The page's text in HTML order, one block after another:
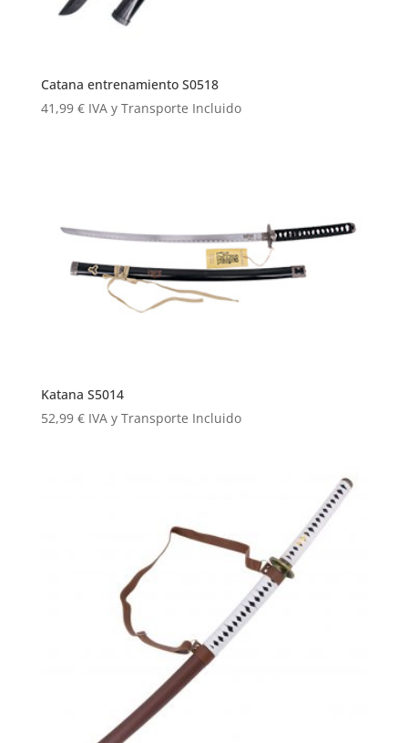
Catana entrenamiento S0518
41,99 € IVA y Transporte Incluido
Katana S5014
52,99 € IVA y Transporte Incluido